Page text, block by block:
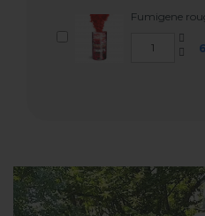
Fumigene